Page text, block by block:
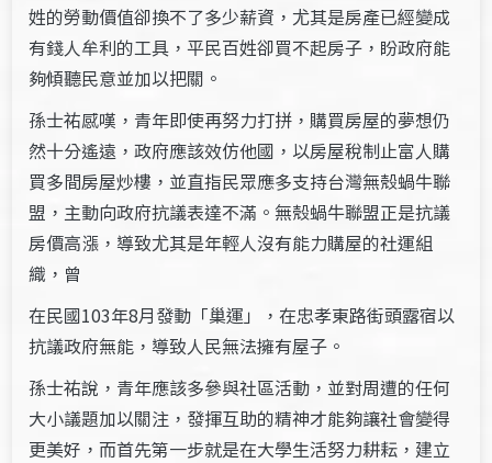
姓的勞動價值卻換不了多少薪資，尤其是房產已經變成
有錢人牟利的工具，平民百姓卻買不起房子，盼政府能
夠傾聽民意並加以把關。
孫士祐感嘆，青年即使再努力打拼，購買房屋的夢想仍
然十分遙遠，政府應該效仿他國，以房屋稅制止富人購
買多間房屋炒樓，並直指民眾應多支持台灣無殼蝸牛聯
盟，主動向政府抗議表達不滿。無殼蝸牛聯盟正是抗議
房價高漲，導致尤其是年輕人沒有能力購屋的社運組
織，曾
在民國103年8月發動「巢運」，在忠孝東路街頭露宿以
抗議政府無能，導致人民無法擁有屋子。
孫士祐說，青年應該多參與社區活動，並對周遭的任何
大小議題加以關注，發揮互助的精神才能夠讓社會變得
更美好，而首先第一步就是在大學生活努力耕耘，建立